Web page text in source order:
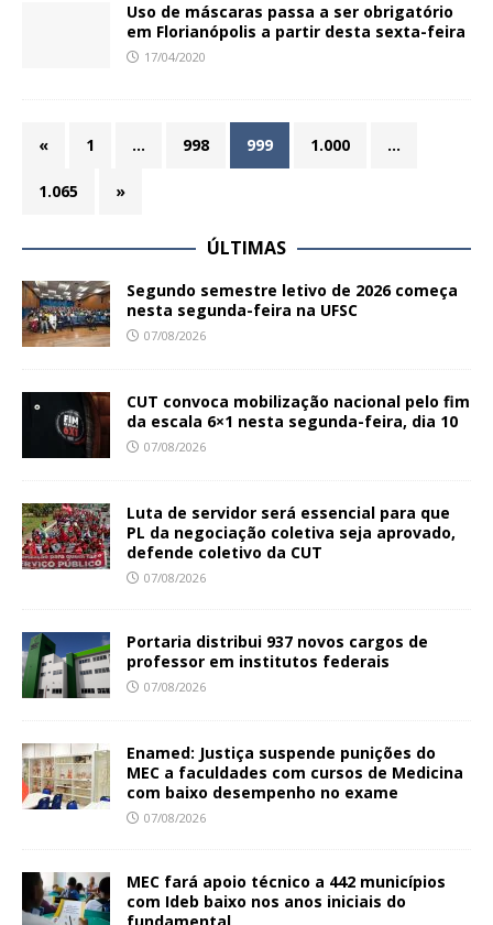
Uso de máscaras passa a ser obrigatório
em Florianópolis a partir desta sexta-feira
17/04/2020
« 1 … 998 999 1.000 …
1.065 »
ÚLTIMAS
Segundo semestre letivo de 2026 começa
nesta segunda-feira na UFSC
07/08/2026
CUT convoca mobilização nacional pelo fim
da escala 6×1 nesta segunda-feira, dia 10
07/08/2026
Luta de servidor será essencial para que
PL da negociação coletiva seja aprovado,
defende coletivo da CUT
07/08/2026
Portaria distribui 937 novos cargos de
professor em institutos federais
07/08/2026
Enamed: Justiça suspende punições do
MEC a faculdades com cursos de Medicina
com baixo desempenho no exame
07/08/2026
MEC fará apoio técnico a 442 municípios
com Ideb baixo nos anos iniciais do